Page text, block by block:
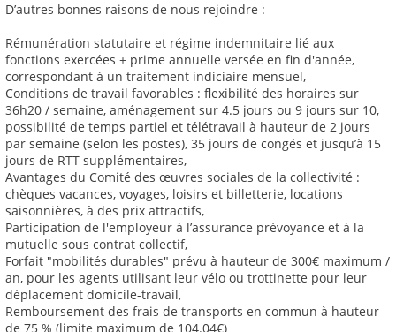
D’autres bonnes raisons de nous rejoindre :
Rémunération statutaire et régime indemnitaire lié aux
fonctions exercées + prime annuelle versée en fin d'année,
correspondant à un traitement indiciaire mensuel,
Conditions de travail favorables : flexibilité des horaires sur
36h20 / semaine, aménagement sur 4.5 jours ou 9 jours sur 10,
possibilité de temps partiel et télétravail à hauteur de 2 jours
par semaine (selon les postes), 35 jours de congés et jusqu’à 15
jours de RTT supplémentaires,
Avantages du Comité des œuvres sociales de la collectivité :
chèques vacances, voyages, loisirs et billetterie, locations
saisonnières, à des prix attractifs,
Participation de l'employeur à l’assurance prévoyance et à la
mutuelle sous contrat collectif,
Forfait "mobilités durables" prévu à hauteur de 300€ maximum /
an, pour les agents utilisant leur vélo ou trottinette pour leur
déplacement domicile-travail,
Remboursement des frais de transports en commun à hauteur
de 75 % (limite maximum de 104.04€)